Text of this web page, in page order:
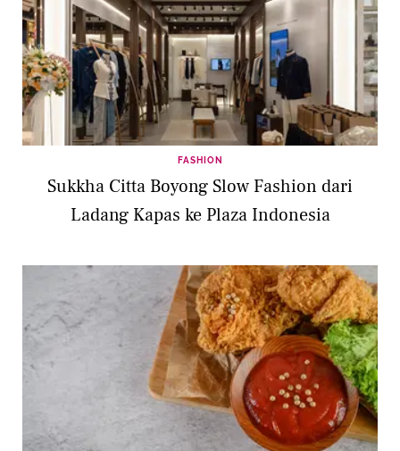
FASHION
Sukkha Citta Boyong Slow Fashion dari
Ladang Kapas ke Plaza Indonesia